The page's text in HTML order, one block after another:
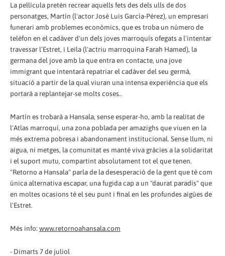
La pel·lícula pretèn recrear aquells fets des dels ulls de dos
personatges, Martín (l'actor José Luis García-Pérez), un empresari
funerari amb problemes econòmics, que es troba un número de
telèfon en el cadàver d'un dels joves marroquís ofegats a l'intentar
travessar l’Estret, i Leila (l'actriu marroquina Farah Hamed), la
germana del jove amb la que entra en contacte, una jove
immigrant que intentarà repatriar el cadàver del seu germà,
situació a partir de la qual viuran una intensa experiència que els
portarà a replantejar-se molts coses..
Martín es trobarà a Hansala, sense esperar-ho, amb la realitat de
l'Atlas marroquí, una zona poblada per amazighs que viuen en la
més extrema pobresa i abandonament institucional. Sense llum, ni
aigua, ni metges, la comunitat es manté viva gràcies a la solidaritat
i el suport mutu, compartint absolutament tot el que tenen.
"Retorno a Hansala" parla de la desesperació de la gent que té com
única alternativa escapar, una fugida cap a un "daurat paradís" que
en moltes ocasions té el seu punt i final en les profundes aigües de
l'Estret.
Més info: www.retornoahansala.com
- Dimarts 7 de juliol